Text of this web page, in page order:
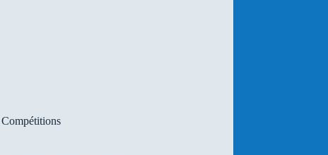
Compétitions